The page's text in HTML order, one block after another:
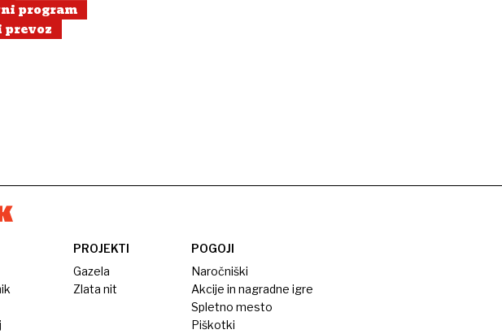
program
PROJEKTI
Gazela
Zlata nit
POGOJI
Naročniški
Akcije in nagradne igre
Spletno mesto
Piškotki